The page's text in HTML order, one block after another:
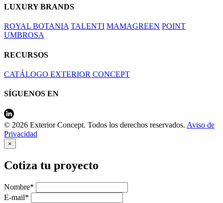
LUXURY BRANDS
ROYAL BOTANIA TALENTI MAMAGREEN POINT
UMBROSA
RECURSOS
CATÁLOGO EXTERIOR CONCEPT
SÍGUENOS EN
© 2026 Exterior Concept. Todos los derechos reservados. Aviso de
Privacidad
×
Cotiza tu proyecto
Nombre*
E-mail*